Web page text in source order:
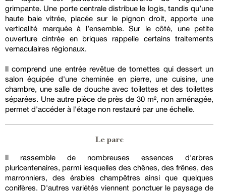
grimpante. Une porte centrale distribue le logis, tandis qu’une
haute baie vitrée, placée sur le pignon droit, apporte une
verticalité marquée à l’ensemble. Sur le côté, une petite
ouverture cintrée en briques rappelle certains traitements
vernaculaires régionaux.
Il comprend une entrée revêtue de tomettes qui dessert un
salon équipée d'une cheminée en pierre, une cuisine, une
chambre, une salle de douche avec toilettes et des toilettes
séparées. Une autre pièce de près de 30 m², non aménagée,
permet d'accéder à l'étage non restauré par une échelle.
Le parc
Il rassemble de nombreuses essences d'arbres
pluricentenaires, parmi lesquelles des chênes, des frênes, des
marronniers, des érables champêtres ainsi que quelques
conifères. D'autres variétés viennent ponctuer le paysage de